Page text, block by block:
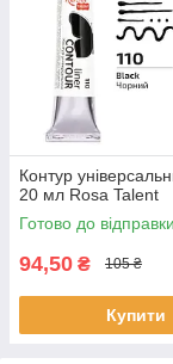
Контур
20 мл Rosa Talent
Готово до відправки
94,50 ₴ 105 ₴
Купити